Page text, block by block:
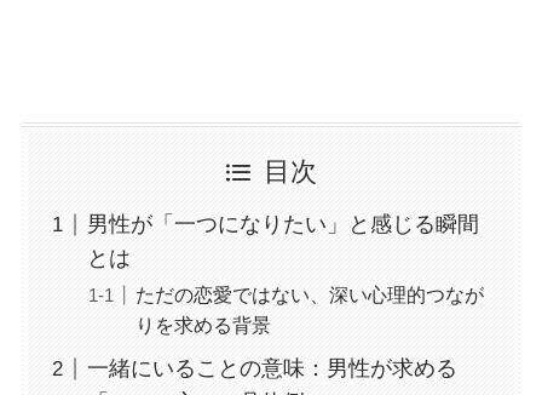
目次
男性が「一つになりたい」と感じる瞬間
とは
ただの恋愛ではない、深い心理的つなが
りを求める背景
一緒にいることの意味：男性が求める